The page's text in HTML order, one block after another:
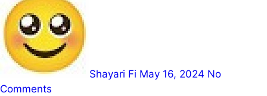
Shayari Fi May 16, 2024 No
Comments